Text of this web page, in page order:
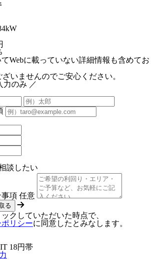
Webに載っていない詳細情報も含めてお
いませんのでご安心ください。
力のみ ／
談したい
項 任意
クしていただいた時点で、
リシーに同意したとみなします。
18円帯